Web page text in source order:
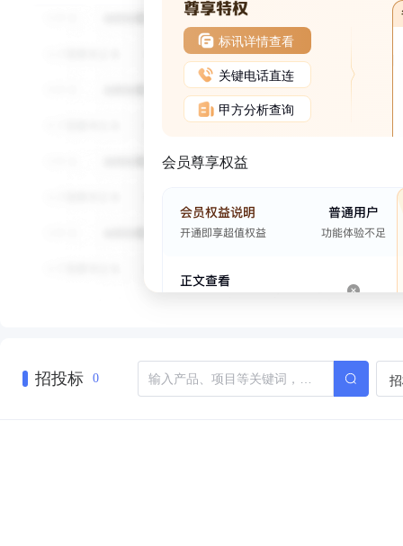
标讯详情查看
关键电话直连
甲方分析查询
会员尊享权益
招投标 0